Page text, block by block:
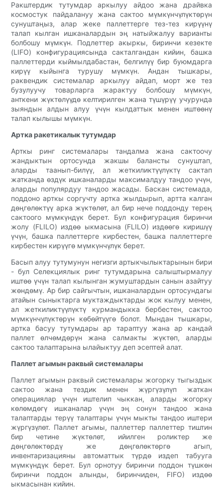
Ракштердик тутумдар аркылуу айдоо жана драйвка
космостук пайдалануу жана сактоо мүмкүнчүлүктөрүн
сунуштаңыз, алар жеке паллеттерге тез-тез кирүүнү
талап кылган ишканалардын эң натыйжалуу варианты
болбошу мүмкүн. Подлеттер акыркы, биринчи кезекте
(LIFO) конфигурациясында сакталгандан кийин, башка
паллеттерди кыймылдабастан, белгилүү бир буюмдарга
кирүү кыйынга турушу мүмкүн. Андан тышкары,
раквендик системалар аркылуу айдап, морт же тез
бузулуучу товарларга жарактуу болбошу мүмкүн,
анткени жүктөлүүдө келтирилген жана түшүрүү учурунда
зыяндын алдын алуу үчүн кылдаттык менен иштөөнү
талап кылышы мүмкүн.
Артка ракетикалык тутумдар
Арткы ринг системалары тандалма жана сактоочу
жандыктын ортосунда жакшы балансты сунуштап,
аларды таанып-билүү, ал жеткиликтүүлүктү сактап
жатканда өздүк ишканаларды максималдуу тандоо үчүн,
аларды популярдуу тандоо жасады. Баскан системада,
поддоно арткы соргучту артка жылдырып, артта калган
дөңгөлөктүү арка жүктөлөт, ал бир нече поддонду терең
сактоого мүмкүндүк берет. Бул конфигурация биринчи
жолу (FLILO) издөө ыкмасына (FLILO) издөөгө киришүү
үчүн, башка паллеттерге кирбестен, башка паллеттерге
кирбестен кирүүгө мүмкүнчүлүк берет.
Басып алуу тутумунун негизги артыкчылыктарынын бири
- бул Селекциялык ринг тутумдарына салыштырмалуу
иштөө үчүн талап кылынган жумуштардын санын азайтуу
жөндөмү. Ар бир сайгычтын, ишканалардын ортосундагы
атайын сыныктарга муктаждыктарды жок кылуу менен,
ал жеткиликтүүлүктү курмандыкка бербестен, сактоо
мүмкүнчүлүктөрүн көбөйтүүгө болот. Мындан тышкары,
артка басуу тутумдары ар тараптуу жана ар кандай
паллет өлчөмдөрүн жана салмакты жүктөп, аларды
сактоо талаптарына ылайыктуу деп эсептей алат.
Паллет агымын раквый системалары
Паллет агымын раквый системалары жогорку тыгыздык
сактоо жана тездик менен жүргүзүлүп жаткан
операциялар үчүн иштелип чыккан, аларды жогорку
көлөмдөгү ишканалар үчүн эң сонун тандоо жана
талаптарды терүү талаптары үчүн мыкты тандоо иштери
жүргүзүлөт. Паллет агымы, паллеттер паллеттер тиштин
бир четине жүктөлөт, ийилген роликтер же
дөңгөлөктөрдү же дөңгөлөктөргө агып,
инвентаризацияны автоматтык түрдө издеп табууга
мүмкүндүк берет. Бул орнотуу биринчи поддон түшкөн
биринчи поддон алынды, биринчиден, FIFO) издөө
ыкмасынан кийин.